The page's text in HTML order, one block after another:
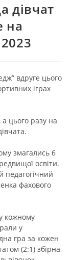
дівчат
на
вдруге цього
іграх
цього разу на
змагались 6
освіти.
педагогічний
фахового
кожному
у
гра за кожен
(2:1) збірна